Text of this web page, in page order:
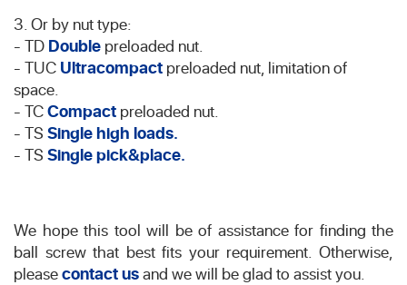
3. Or by nut type:
- TD Double preloaded nut.
- TUC Ultracompact preloaded nut, limitation of
space.
- TCCompact preloaded nut.
- TS Single high loads.
- TS Single pick&place.
We hope this tool will be of assistance for finding the
ball screw that best fits your requirement. Otherwise,
pleasecontact usand we will be glad to assist you.